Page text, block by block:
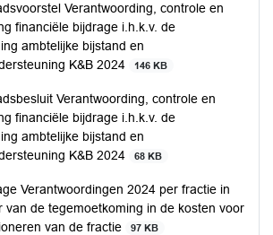
Verantwoording, controle en
financiële bijdrage i.h.k.v. de
ambtelijke bijstand en
K&B 2024
146 KB
Verantwoording, controle en
financiële bijdrage i.h.k.v. de
ambtelijke bijstand en
K&B 2024
68 KB
Verantwoordingen 2024 per fractie in
van de tegemoetkoming in de kosten voor
van de fractie
97 KB